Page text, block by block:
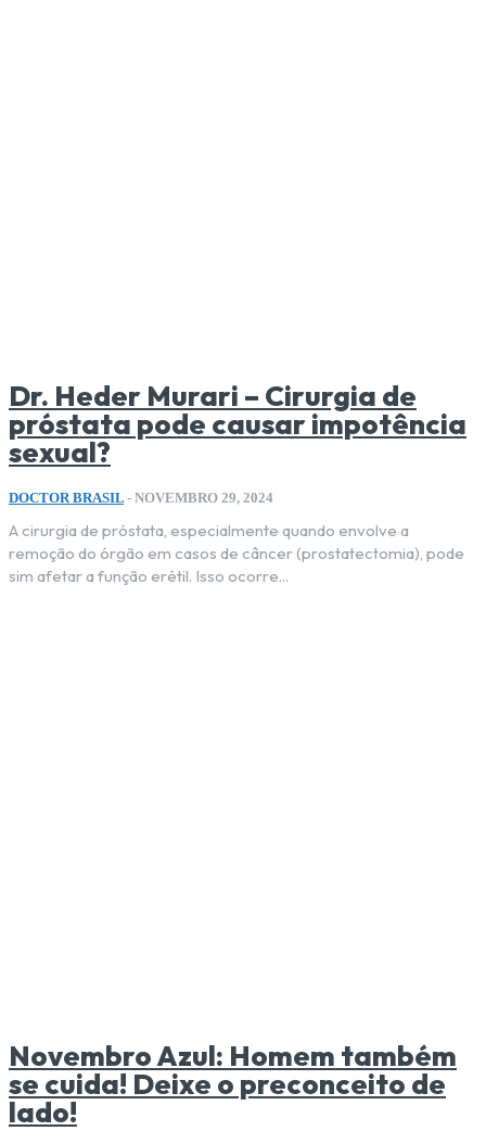
Dr. Heder Murari – Cirurgia de
próstata pode causar impotência
sexual?
DOCTOR BRASIL - NOVEMBRO 29, 2024
A cirurgia de próstata, especialmente quando envolve a
remoção do órgão em casos de câncer (prostatectomia), pode
sim afetar a função erétil. Isso ocorre...
Novembro Azul: Homem também
se cuida! Deixe o preconceito de
lado!